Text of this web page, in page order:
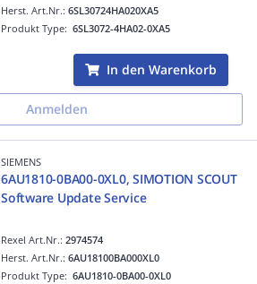
Produkt Type: 6SL3072-4HA02-0XA5
Herst. Art.Nr.: 6SL30724HA020XA5
In den Warenkorb
Anmelden
SIEMENS
6AU1810-0BA00-0XL0, SIMOTION SCOUT
Software Update Service
Rexel Art.Nr.: 2974574
Produkt Type: 6AU1810-0BA00-0XL0
Herst. Art.Nr.: 6AU18100BA000XL0